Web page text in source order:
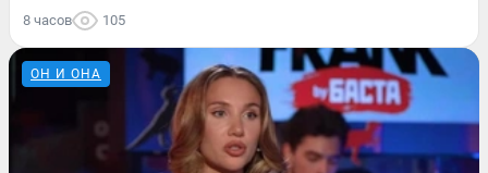
8 часов 105
ОН И ОНА